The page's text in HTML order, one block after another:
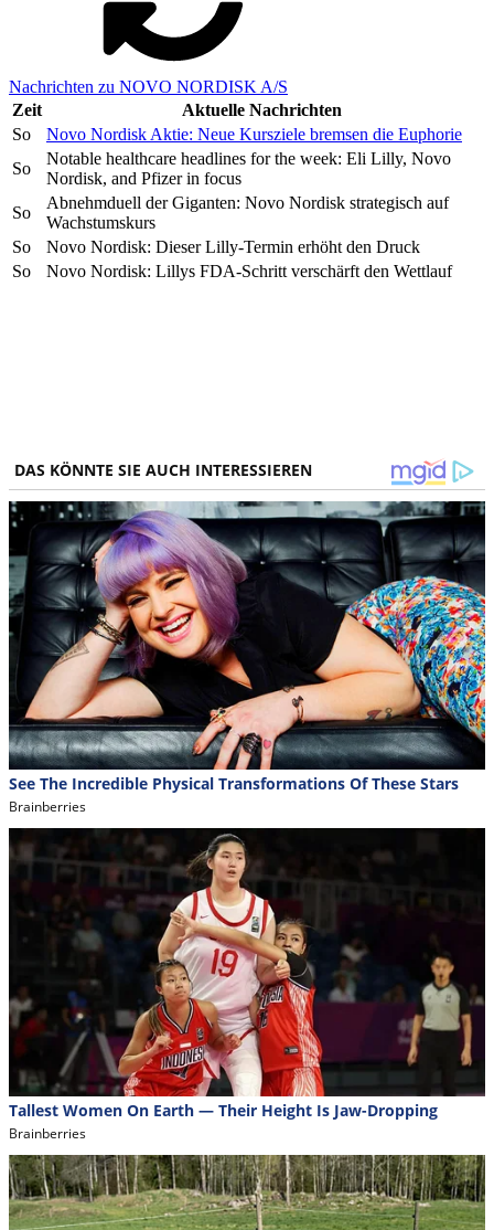
Nachrichten zu NOVO NORDISK A/S
Zeit
Aktuelle Nachrichten
So
Novo Nordisk Aktie: Neue Kursziele bremsen die Euphorie
So
Notable healthcare headlines for the week: Eli Lilly, Novo
Nordisk, and Pfizer in focus
So
Abnehmduell der Giganten: Novo Nordisk strategisch auf
Wachstumskurs
So
Novo Nordisk: Dieser Lilly-Termin erhöht den Druck
So
Novo Nordisk: Lillys FDA-Schritt verschärft den Wettlauf